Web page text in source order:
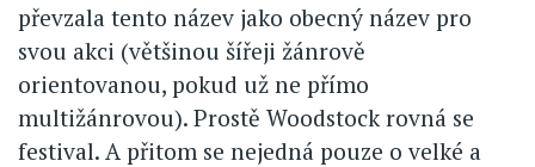
převzala tento název jako obecný název pro
svou akci (většinou šířeji žánrově
orientovanou, pokud už ne přímo
multižánrovou). Prostě Woodstock rovná se
festival. A přitom se nejedná pouze o velké a